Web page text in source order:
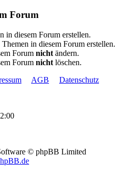
Forum
in diesem Forum erstellen.
in diesem Forum erstellen.
Forum nicht ändern.
Forum nicht löschen.
AGB
Datenschutz
© phpBB Limited